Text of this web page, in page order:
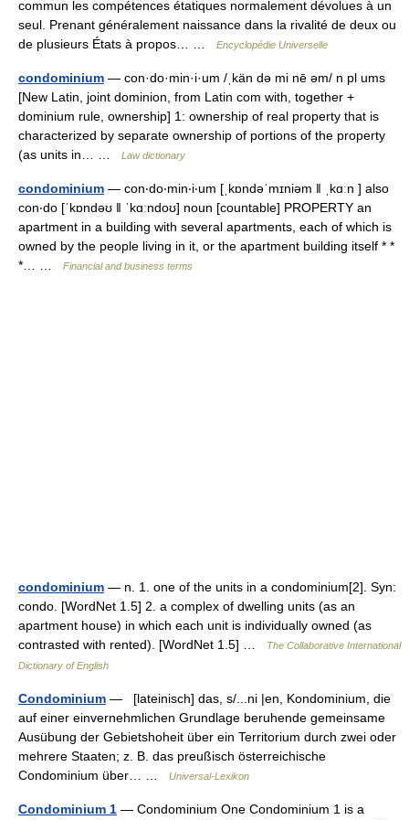
commun les compétences étatiques normalement dévolues à un
seul. Prenant généralement naissance dans la rivalité de deux ou
de plusieurs États à propos… …
Encyclopédie Universelle
condominium — con·do·min·i·um /ˌkän də mi nē əm/ n pl ums
[New Latin, joint dominion, from Latin com with, together +
dominium rule, ownership] 1: ownership of real property that is
characterized by separate ownership of portions of the property
(as units in… …
Law dictionary
condominium — con‧do‧min‧i‧um [ˌkɒndəˈmɪniəm ǁ ˌkɑːn ] also
con‧do [ˈkɒndəʊ ǁ ˈkɑːndoʊ] noun [countable] PROPERTY an
apartment in a building with several apartments, each of which is
owned by the people living in it, or the apartment building itself * *
*… …
Financial and business terms
condominium — n. 1. one of the units in a condominium[2]. Syn:
condo. [WordNet 1.5] 2. a complex of dwelling units (as an
apartment house) in which each unit is individually owned (as
contrasted with rented). [WordNet 1.5] …
The Collaborative International
Dictionary of English
Condominium — [lateinisch] das, s/...ni |en, Kondominium, die
auf einer einvernehmlichen Grundlage beruhende gemeinsame
Ausübung der Gebietshoheit über ein Territorium durch zwei oder
mehrere Staaten; z. B. das preußisch österreichische
Condominium über… …
Universal-Lexikon
Condominium 1 — Condominium One Condominium 1 is a